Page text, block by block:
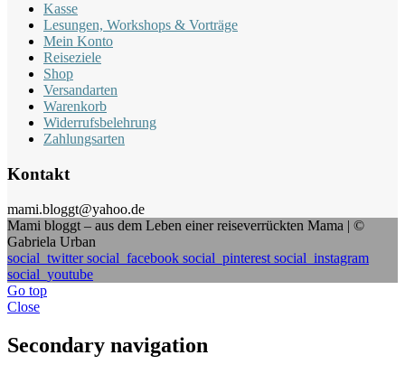
Kasse
Lesungen, Workshops & Vorträge
Mein Konto
Reiseziele
Shop
Versandarten
Warenkorb
Widerrufsbelehrung
Zahlungsarten
Kontakt
mami.bloggt@yahoo.de
Mami bloggt – aus dem Leben einer reiseverrückten Mama | ©
Gabriela Urban
social_twittersocial_facebook social_pinterest social_instagram
social_youtube
Go top
Close
Secondary navigation